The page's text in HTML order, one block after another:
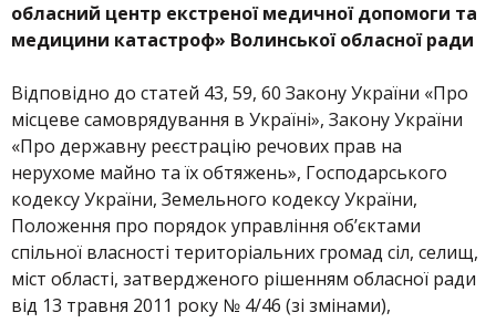
обласний центр екстреної медичної допомоги та
медицини катастроф» Волинської обласної ради
Відповідно до статей 43, 59, 60 Закону України «Про
місцеве самоврядування в Україні», Закону України
«Про державну реєстрацію речових прав на
нерухоме майно та їх обтяжень», Господарського
кодексу України, Земельного кодексу України,
Положення про порядок управління об’єктами
спільної власності територіальних громад сіл, селищ,
міст області, затвердженого рішенням обласної ради
від 13 травня 2011 року № 4/46 (зі змінами),